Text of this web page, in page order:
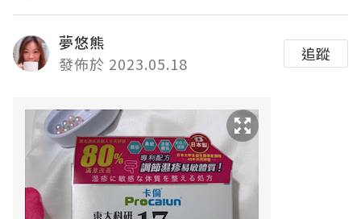
夢悠熊
發佈於 2023.05.18
追蹤